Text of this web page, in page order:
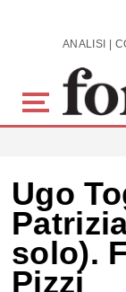
Skip to main
Ugo
solo).
Pizzi